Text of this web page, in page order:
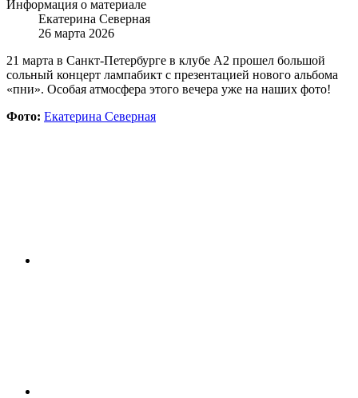
Информация о материале
Екатерина Северная
26 марта 2026
21 марта в Санкт-Петербурге в клубе А2 прошел большой
сольный концерт лампабикт с презентацией нового альбома
«пни». Особая атмосфера этого вечера уже на наших фото!
Фото: Екатерина Северная